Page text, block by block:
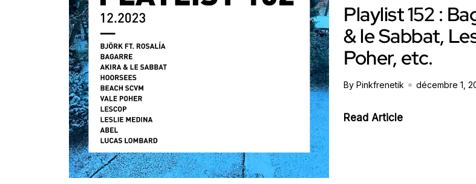
Playlist 152 :
& le Sabbat,
Poher, etc.
By Pinkfrenetik décembre 1,
Read Article